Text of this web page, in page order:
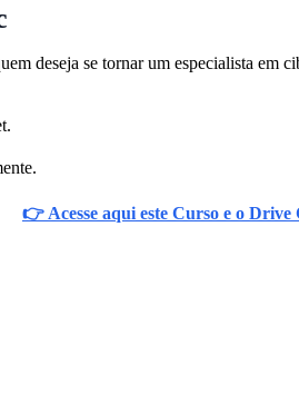
deseja se tornar um especialista em
👉 Acesse aqui este Curso e o Drive